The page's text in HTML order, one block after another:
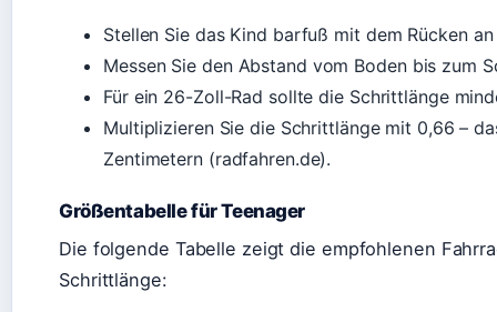
Stellen Sie das Kind barfuß mit dem Rücken an
Messen Sie den Abstand vom Boden bis zum
Für ein 26-Zoll-Rad sollte die Schrittlänge
Multiplizieren Sie die Schrittlänge mit 0,66 –
Zentimetern (radfahren.de).
Größentabelle für Teenager
Die folgende Tabelle zeigt die empfohlenen
Schrittlänge: